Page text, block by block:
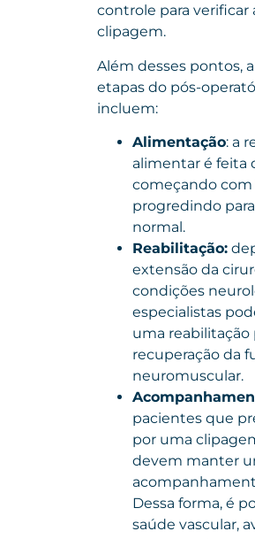
controle para verificar
clipagem.
Além desses pontos,
etapas do pós-
incluem:
Alimentação: a
alimentar é feita
começando com
progredindo
normal.
Reabilitação:
extensão da
condições
especialistas
uma reabilitação
recuperação da
neuromuscular.
pacientes que
por uma
devem manter
Dessa forma, é
saúde vascular,